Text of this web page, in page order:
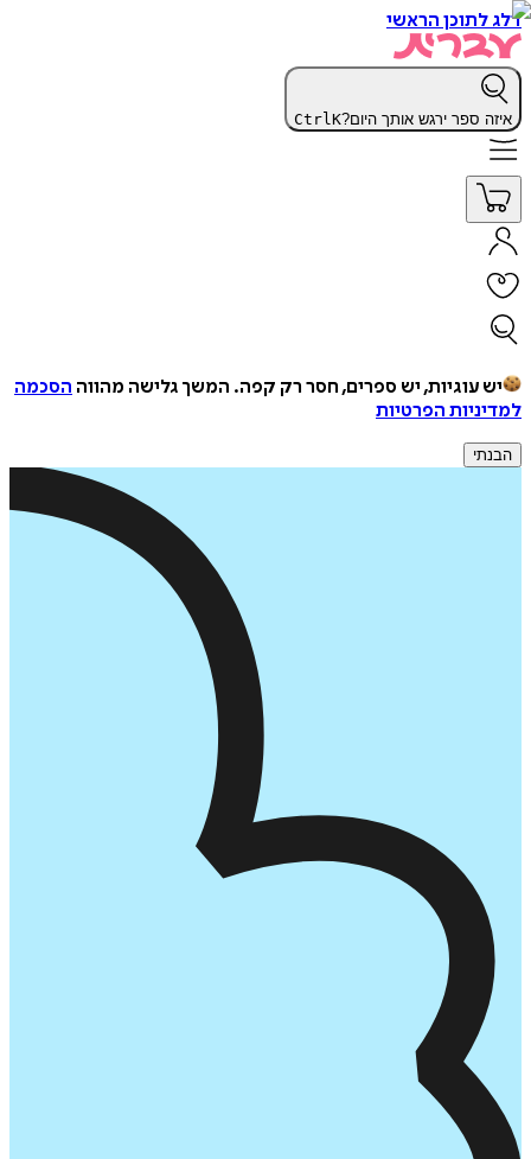
דלג לתוכן הראשי
איזה ספר ירגש אותך היום? CtrlK
יש עוגיות, יש ספרים, חסר רק קפה. המשך גלישה מהווה הסכמה
למדיניות הפרטיות
הבנתי